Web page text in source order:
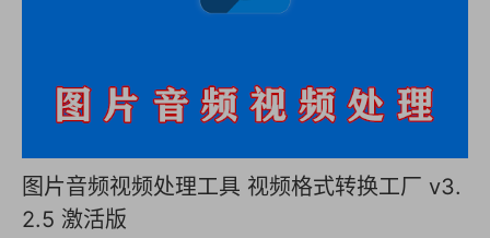
图片音频视频处理工具 视频格式转换工厂 v3.
2.5 激活版